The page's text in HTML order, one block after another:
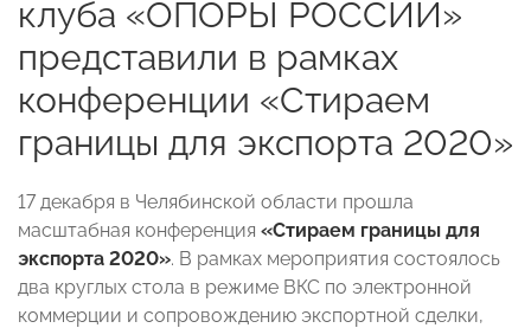
клуба «ОПОРЫ РОССИИ»
представили в рамках
конференции «Стираем
границы для экспорта 2020»
17 декабря в Челябинской области прошла
масштабная конференция «Стираем границы для
экспорта 2020». В рамках мероприятия состоялось
два круглых стола в режиме ВКС по электронной
коммерции и сопровождению экспортной сделки,